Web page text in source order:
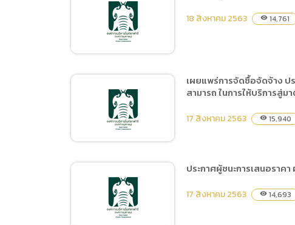
ประกวดราคาจ้างฝึกและ
แสดง Night Predators
Show ประจำปี 2564 ระยะ
เวลา 6 เดือน (1 ตุลาคม
2563 ถึง 31 มีนาคม 2564)
ด้วยวิธีประกวดราคา
อิเล็กทรอนิกส์ (e-bidding)
ประกาศผู้ชนะการเสนอราคา
ซื้อน้ำมันเชื้อเพลิงชนิด
ดีเซลB10 และชนิดแก๊สโซ
ฮอล์95 โดยวิธีเฉพาะเจาะจง
18 สิงหาคม 2563 visibility 14,761
เผยแพร่การจัดซื้อจัดจ้าง
ประจำปีงบประมาณ พ.ศ.
2563 ชื่อโครงการ งาน
เผยแพร่การจัดซื้อจัดจ้าง ป
สามารถ ในการให้บริการสู่
17 สิงหาคม 2563 visibility 15,940
ประกาศผู้ชนะการเสนอรา
17 สิงหาคม 2563 visibility 14,693